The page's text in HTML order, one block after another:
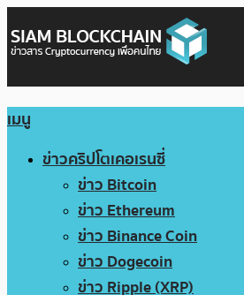
เมนู
ข่าวคริปโตเคอเรนซี่
ข่าว Bitcoin
ข่าว Ethereum
ข่าว Binance Coin
ข่าว Dogecoin
ข่าว Ripple (XRP)